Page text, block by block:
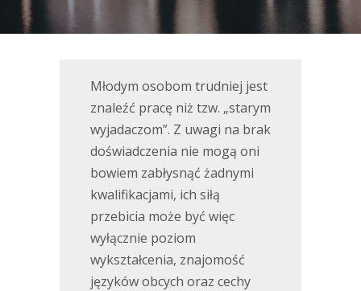
Młodym osobom trudniej jest
znaleźć pracę niż tzw. „starym
wyjadaczom”. Z uwagi na brak
doświadczenia nie mogą oni
bowiem zabłysnąć żadnymi
kwalifikacjami, ich siłą
przebicia może być więc
wyłącznie poziom
wykształcenia, znajomość
języków obcych oraz cechy